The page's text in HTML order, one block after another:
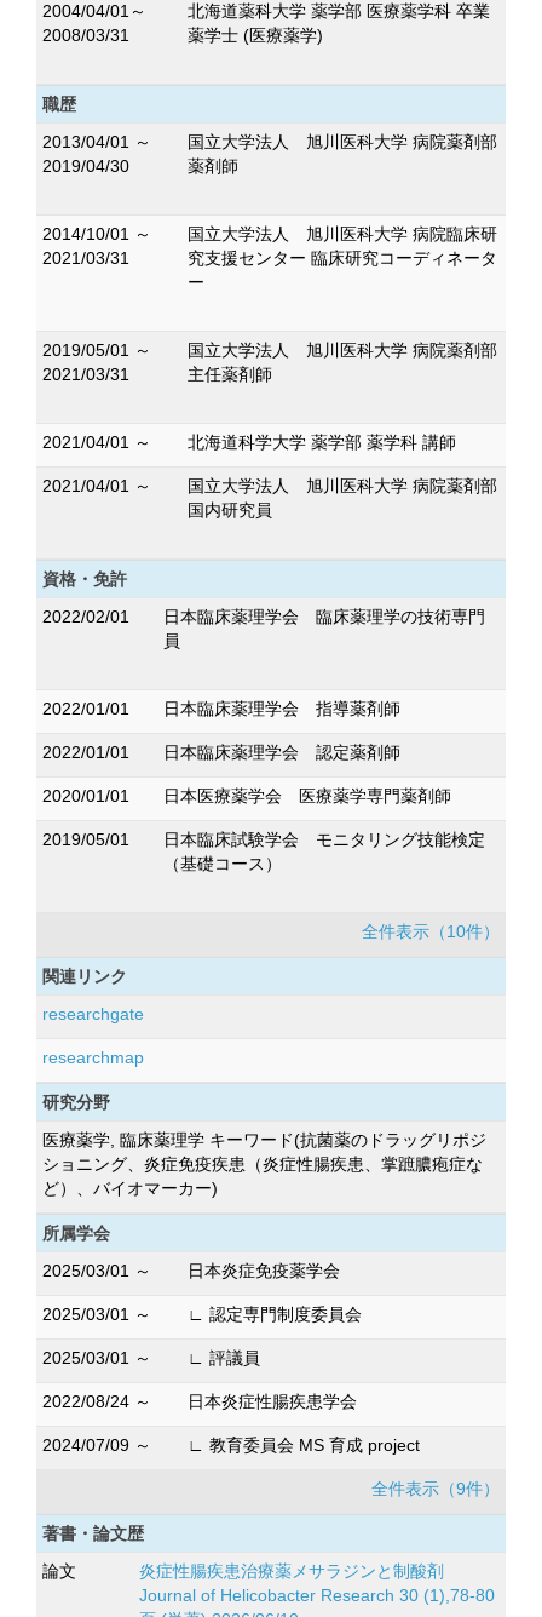
2004/04/01～
2008/03/31
北海道薬科大学 薬学部 医療薬学科 卒業
薬学士 (医療薬学)
職歴
2013/04/01 ～
2019/04/30
国立大学法人 旭川医科大学 病院薬剤部
薬剤師
2014/10/01 ～
2021/03/31
国立大学法人 旭川医科大学 病院臨床研
究支援センター 臨床研究コーディネータ
ー
2019/05/01 ～
2021/03/31
国立大学法人 旭川医科大学 病院薬剤部
主任薬剤師
2021/04/01 ～ 北海道科学大学 薬学部 薬学科 講師
2021/04/01 ～
国立大学法人 旭川医科大学 病院薬剤部
国内研究員
資格・免許
2022/02/01
日本臨床薬理学会 臨床薬理学の技術専門
員
2022/01/01 日本臨床薬理学会 指導薬剤師
2022/01/01 日本臨床薬理学会 認定薬剤師
2020/01/01 日本医療薬学会 医療薬学専門薬剤師
2019/05/01
日本臨床試験学会 モニタリング技能検定
（基礎コース）
全件表示（10件）
関連リンク
researchgate
researchmap
研究分野
医療薬学, 臨床薬理学 キーワード(抗菌薬のドラッグリポジ
ショニング、炎症免疫疾患（炎症性腸疾患、掌蹠膿疱症な
ど）、バイオマーカー)
所属学会
2025/03/01 ～
日本炎症免疫薬学会
2025/03/01 ～ ∟ 認定専門制度委員会
2025/03/01 ～ ∟ 評議員
2022/08/24 ～ 日本炎症性腸疾患学会
2024/07/09 ～ ∟ 教育委員会 MS 育成 project
全件表示（9件）
著書・論文歴
論文
炎症性腸疾患治療薬メサラジンと制酸剤
Journal of Helicobacter Research 30 (1),78-80